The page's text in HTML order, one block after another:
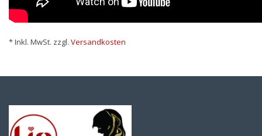
* Inkl. MwSt. zzgl. Versandkosten